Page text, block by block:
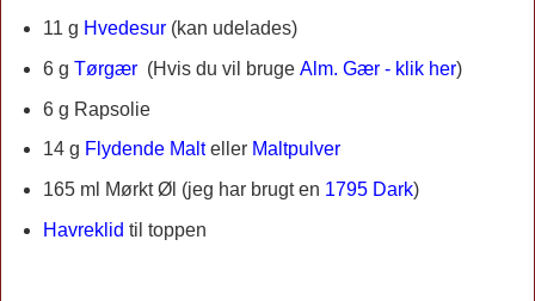
11 g Hvedesur(kan udelades)
6 g Tørgær (Hvis du vil bruge Alm. Gær - klik her)
6 g Rapsolie
14 g Flydende Malteller Maltpulver
165 ml Mørkt Øl (jeg har brugt en 1795 Dark)
Havreklid til toppen